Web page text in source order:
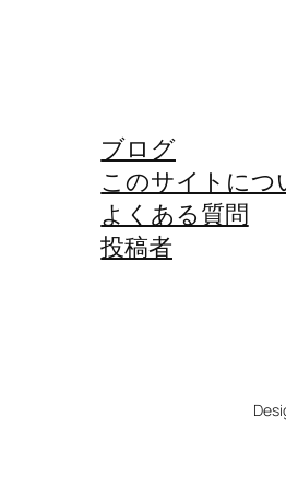
ブログ
このサイトにつ
よくある質問
投稿者